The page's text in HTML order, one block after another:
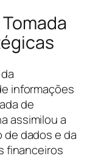
informações
de
assimilou a
dados e da
financeiros